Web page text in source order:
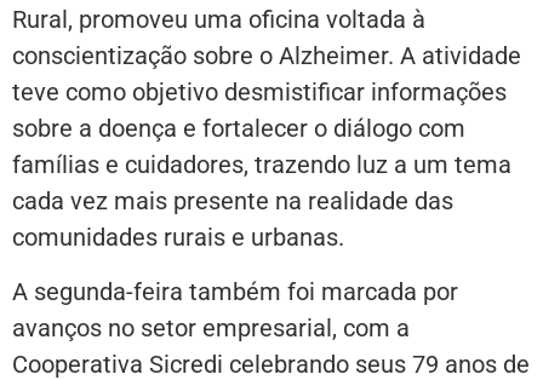
Rural, promoveu uma oficina voltada à
conscientização sobre o Alzheimer. A atividade
teve como objetivo desmistificar informações
sobre a doença e fortalecer o diálogo com
famílias e cuidadores, trazendo luz a um tema
cada vez mais presente na realidade das
comunidades rurais e urbanas.
A segunda-feira também foi marcada por
avanços no setor empresarial, com a
Cooperativa Sicredi celebrando seus 79 anos de